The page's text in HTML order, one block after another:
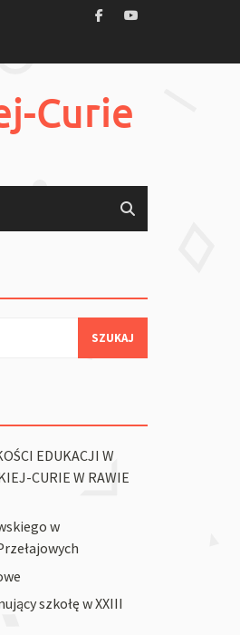
Curie
EDUKACJI W
CURIE W RAWIE
w
szkołę w XXIII